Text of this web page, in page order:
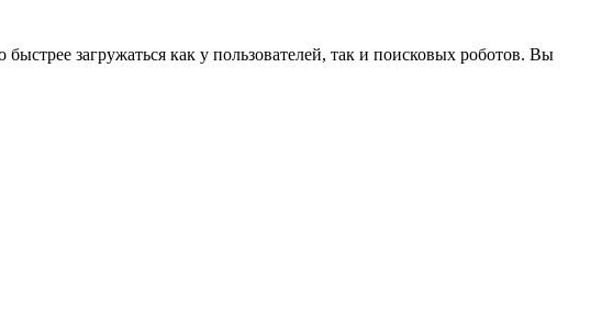
загружаться как у пользователей, так и поисковых роботов. Вы